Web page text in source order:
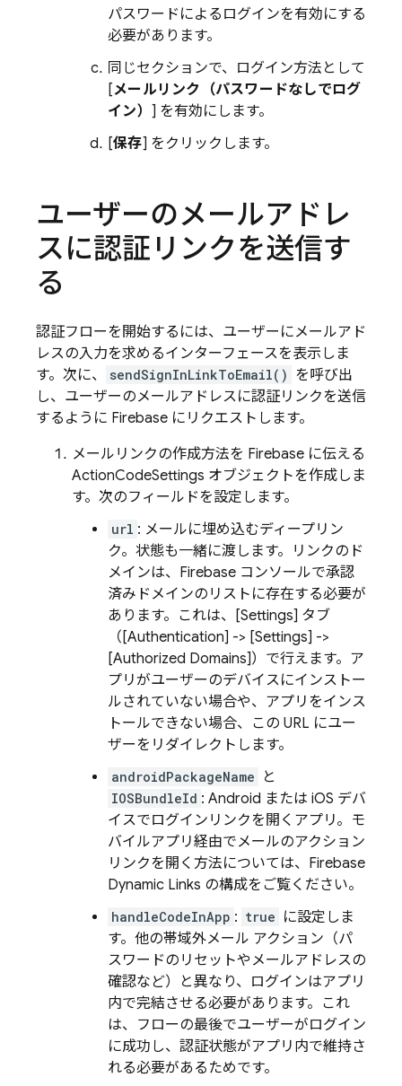
パスワードによるログインを有効にする
必要があります。
同じセクションで、ログイン方法として
[メールリンク（パスワードなしでログ
イン） ] を有効にします。
[保存] をクリックします。
ユーザーのメールアドレ
スに認証リンクを送信す
る
認証フローを開始するには、ユーザーにメールアド
レスの入力を求めるインターフェースを表示しま
す。次に、
sendSignInLinkToEmail() を呼び出
し、ユーザーのメールアドレスに認証リンクを送信
するように Firebase にリクエストします。
メールリンクの作成方法を Firebase に伝える
ActionCodeSettings オブジェクトを作成しま
す。次のフィールドを設定します。
url : メールに埋め込むディープリン
ク。状態も一緒に渡します。リンクのド
メインは、Firebase コンソールで承認
済みドメインのリストに存在する必要が
あります。これは、[Settings] タブ
（[Authentication] -> [Settings] ->
[Authorized Domains]）で行えます。ア
プリがユーザーのデバイスにインストー
ルされていない場合や、アプリをインス
トールできない場合、この URL にユー
ザーをリダイレクトします。
androidPackageName と
IOSBundleId : Android または iOS デバ
イスでログインリンクを開くアプリ。モ
バイルアプリ経由でメールのアクション
リンクを開く方法については、Firebase
Dynamic Links の構成をご覧ください。
handleCodeInApp : true に設定しま
す。他の帯域外メール アクション（パ
スワードのリセットやメールアドレスの
確認など）と異なり、ログインはアプリ
内で完結させる必要があります。これ
は、フローの最後でユーザーがログイン
に成功し、認証状態がアプリ内で維持さ
れる必要があるためです。